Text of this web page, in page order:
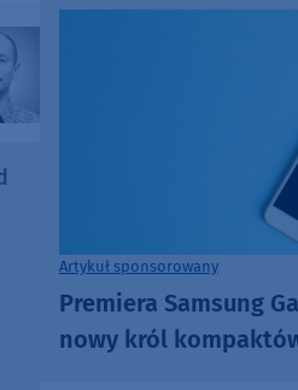
Artykuł sponsorowany
Premiera Samsung
nowy król